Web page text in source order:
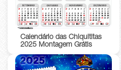
Calendário das Chiquititas
2025 Montagem Grátis